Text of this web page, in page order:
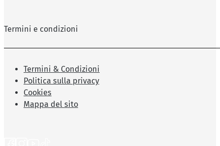
Termini e condizioni
Termini & Condizioni
Politica sulla privacy
Cookies
Mappa del sito